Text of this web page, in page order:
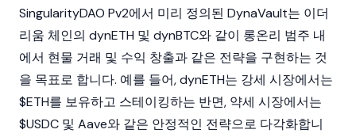
SingularityDAO Pv2에서 미리 정의된 DynaVault는 이더
리움 체인의 dynETH 및 dynBTC와 같이 롱온리 범주 내
에서 현물 거래 및 수익 창출과 같은 전략을 구현하는 것
을 목표로 합니다. 예를 들어, dynETH는 강세 시장에서는
$ETH를 보유하고 스테이킹하는 반면, 약세 시장에서는
$USDC 및 Aave와 같은 안정적인 전략으로 다각화합니